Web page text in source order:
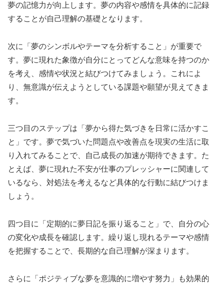
夢の記憶力が向上します。夢の内容や感情を具体的に記録
することが自己理解の基礎となります。
次に「夢のシンボルやテーマを分析すること」が重要で
す。夢に現れた象徴が自分にとってどんな意味を持つのか
を考え、感情や状況と結びつけてみましょう。これによ
り、無意識が伝えようとしている課題や願望が見えてきま
す。
三つ目のステップは「夢から得た気づきを日常に活かすこ
と」です。夢で気づいた問題点や改善点を現実の生活に取
り入れてみることで、自己成長の加速が期待できます。た
とえば、夢に現れた不安が仕事のプレッシャーに関連して
いるなら、対処法を考えるなど具体的な行動に結びつけま
しょう。
四つ目に「定期的に夢日記を振り返ること」で、自分の心
の変化や成長を確認します。繰り返し現れるテーマや感情
を把握することで、長期的な自己理解が深まります。
さらに「ポジティブな夢を意識的に増やす努力」も効果的